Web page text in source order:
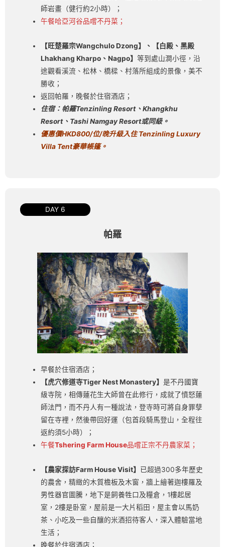
師岩畫（健行約2小時）；
午餐哈亞河谷品嚐不丹菜；
【旺楚羅宗Wangchulo Dzong】、【白殿、黑殿
Lhakhang Kharpo、Nagpo】等到處山澗小徑，沿
途觀看溪流、松林、橋樑、村落所組成的景像，美不
勝收；
返回帕羅，晚餐於住宿酒店；
住宿：帕羅Tenzinling Resort、Khangkhu
Resort、Tashi Namgay Resort或同級。
優惠價HKD800/位/晚升級入住Tenzinling Luxury
Villa Tent豪華帳篷。
DAY 6
帕羅
早餐於住宿酒店；
【虎穴修道寺Tiger Nest Monastery】是不丹國寶
級寺院，相傳蓮花生大師曾在此修行，成就了憤怒蓮
師法門，而不丹人有一種說法，登寺時可將自身罪孽
留在寺裡，然後帶回好運（包首段騎馬登山，全程往
返約須5小時）；
午餐Tshering Farm House品嚐正宗不丹農家菜；
【農家探訪Farm House Visit】 已超過300多年歷史
的農舍，精緻的木質檐板及木窗，牆上繪著迦樓羅及
男性器官圖騰，地下是飼養牲口及糧倉，1樓起居
室，2樓是卧室，屋前是一大片稻田，屋主會以馬奶
茶、小吃及一些自釀的米酒招待客人，深入體驗當地
生活；
晚餐於住宿酒店；